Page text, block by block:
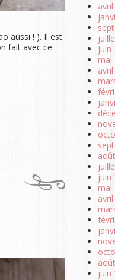
aussi ! ). Il est
fait avec ce
juin
mai
juin
mai
juin